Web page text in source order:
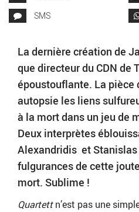
SMS
La dernière création de
que directeur du CDN de
époustouflante. La pièce
autopsie les liens
à la mort dans un jeu de
Deux interprètes
Alexandridis et
fulgurances de cette
mort. Sublime !
Quartettn’est pas une